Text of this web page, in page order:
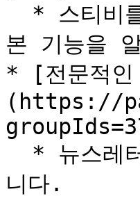
본 기능을
* [전문적인
(https://
니다.